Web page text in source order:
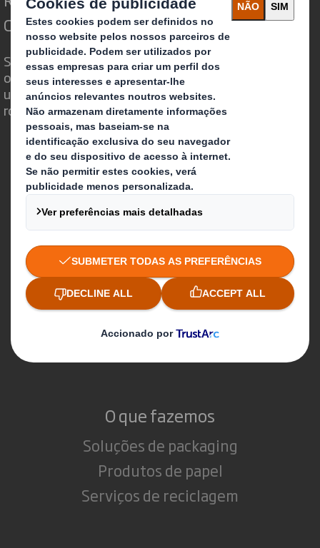
Constante Mudança
Somos diferentes porque vemos a
oportunidade do Packaging desempenhar
um poderoso papel no mundo que nos
rodeia.
Quem somos
Sobre DS Smith
Combinação IP + DS Smith
Investidores
Sustentabilidade
Meios de comunicação
O que fazemos
Soluções de packaging
Produtos de papel
Serviços de reciclagem